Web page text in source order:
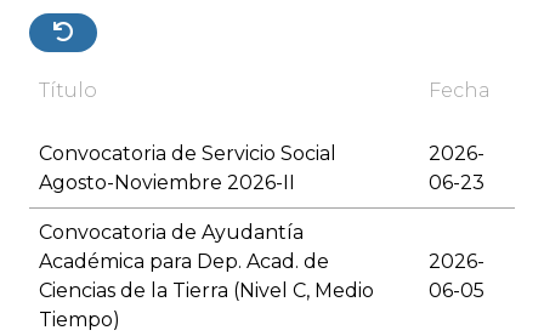
Título Fecha
Convocatoria de Servicio Social
Agosto-Noviembre 2026-II
2026-
06-23
Convocatoria de Ayudantía
Académica para Dep. Acad. de
Ciencias de la Tierra (Nivel C, Medio
Tiempo)
2026-
06-05